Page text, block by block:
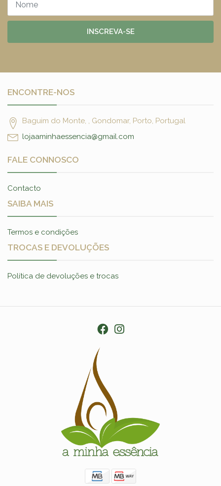
INSCREVA-SE
ENCONTRE-NOS
Baguim do Monte, , Gondomar, Porto, Portugal
lojaaminhaessencia@gmail.com
FALE CONNOSCO
Contacto
SAIBA MAIS
Termos e condições
TROCAS E DEVOLUÇÕES
Política de devoluções e trocas